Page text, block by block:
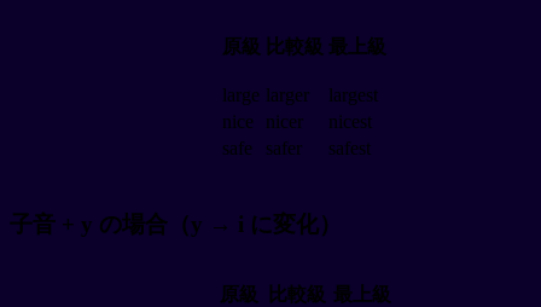
原級 比較級 最上級
large larger
largest
nice
nicer
nicest
safe
safer safest
子音 + y の場合（y → i に変化）
原級 比較級 最上級